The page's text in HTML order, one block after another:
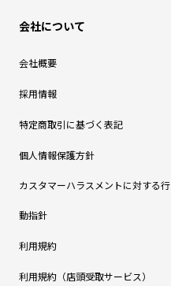
会社について
会社概要
採用情報
特定商取引に基づく表記
個人情報保護方針
カスタマーハラスメントに対する行
動指針
利用規約
利用規約（店頭受取サービス）